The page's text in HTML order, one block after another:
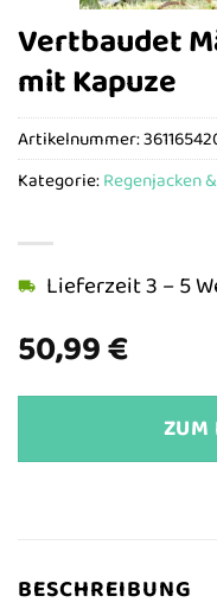
Vertbaudet
mit Kapuze
50,99€
Lieferzeit 3 – 5
ZUM
Artikelnummer:
Kategorie:Regenjacken
BESCHREIBUNG